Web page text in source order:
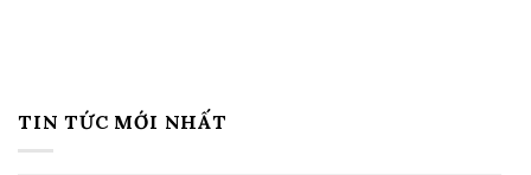
TIN TỨC MỚI NHẤT